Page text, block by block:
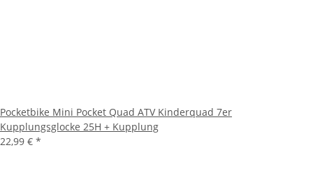
Pocketbike Mini Pocket Quad ATV Kinderquad 7er
Kupplungsglocke 25H + Kupplung
22,99 € *